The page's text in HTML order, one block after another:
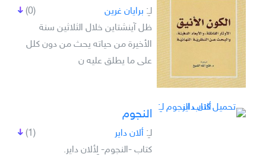
(0) لـِ: برايان غرين
ظل آينشتاين خلال الثلاثين سنة
الأخيرة من حياته يحث من دون كلل
على ما يطلق عليه ن
النجوم
(1) لـِ: ألان داير
كتاب -النجوم- لِألان داير.